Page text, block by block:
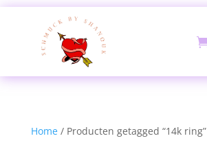
Home/ Producten getagged “14k ring”